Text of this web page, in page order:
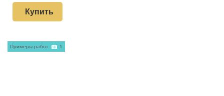
Купить
Примеры работ 1